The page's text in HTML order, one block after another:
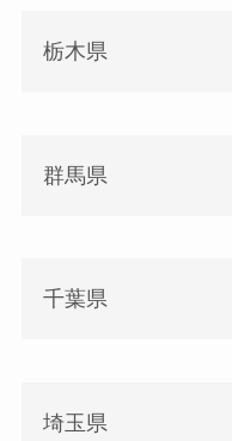
栃木県
群馬県
千葉県
埼玉県